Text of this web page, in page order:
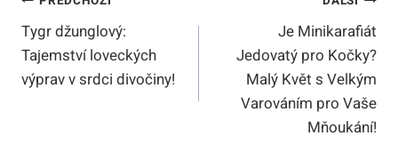
Pro
Příspěvek
Tygr džunglový:
Tajemství loveckých
výprav v srdci divočiny!
Je Minikarafiát
Jedovatý pro Kočky?
Malý Květ s Velkým
Varováním pro Vaše
Mňoukání!